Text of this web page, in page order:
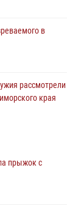
в
рассмотрели
края
– Главном
прыжок с